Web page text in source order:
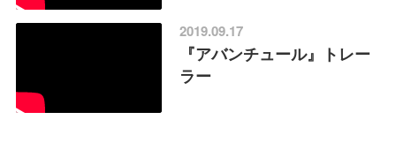
2019.09.17
『アバンチュール』トレー
ラー